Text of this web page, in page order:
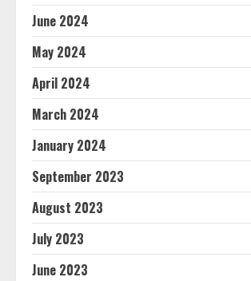
June 2024
May 2024
April 2024
March 2024
January 2024
September 2023
August 2023
July 2023
June 2023